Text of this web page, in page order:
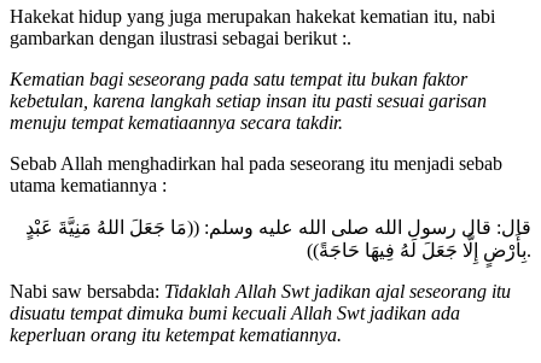
Hakekat hidup yang juga merupakan hakekat kematian itu, nabi
gambarkan dengan ilustrasi sebagai berikut :.
Kematian bagi seseorang pada satu tempat itu bukan faktor
kebetulan, karena langkah setiap insan itu pasti sesuai garisan
menuju tempat kematiaannya secara takdir.
Sebab Allah menghadirkan hal pada seseorang itu menjadi sebab
utama kematiannya :
قال: قال رسول الله صلى الله عليه وسلم: ((مَا جَعَلَ اللهُ مَنِيَّةَ عَبْدٍ
بِأَرْضٍ إِلَّا جَعَلَ لَهُ فِيهَا حَاجَةً)).
Nabi saw bersabda: Tidaklah Allah Swt jadikan ajal seseorang itu
disuatu tempat dimuka bumi kecuali Allah Swt jadikan ada
keperluan orang itu ketempat kematiannya.